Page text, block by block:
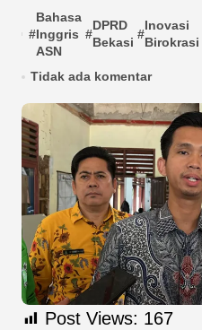
#
Bahasa
Inggris
ASN
#
DPRD
Bekasi
#
Inovasi
Birokrasi
Tidak ada komentar
Post Views: 167